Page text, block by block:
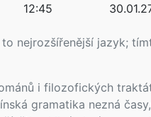
nejrozšířenější jazyk;
i filozofických
gramatika nezná
12:45